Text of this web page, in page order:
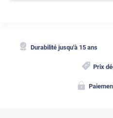
Durabilité jusqu'à 15 ans
Prix